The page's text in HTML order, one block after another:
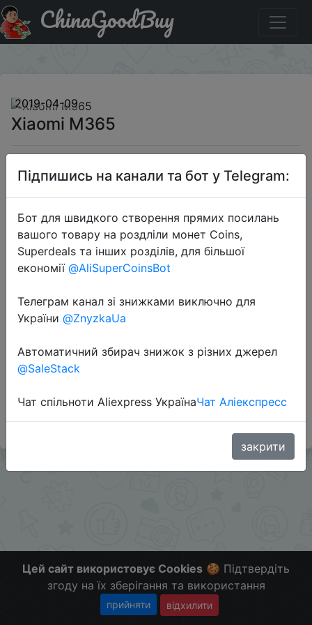
Код на знижку BGLT7791 Xiaomi M365
ChinaGoodBuy
2019-04-09
Xiaomi M365
$339.99
Промокод: "BGLT7791"
Перейти до магазину
Додаткова інформація відсутня.
Слідкуйте за знижками на мобільному, в телеграм
ZnyzhkaUA
Цей сайт використовує Cookies 🍪 Підтвердіть
згоду на їх зберігання та використання
прийняти відхилити
Підпишись на канали та бот у Telegram:
Бот для швидкого створення прямих посилань
вашого товару на роздліли монет Coins,
Superdeals та інших розділів, для більшої
економії @AliSuperCoinsBot
Телеграм канал зі знижками виключно для
України @ZnyzkaUa
Автоматичний збирач знижок з різних джерел
@SaleStack
Чат спільноти Aliexpress УкраїнаЧат Аліекспресс
закрити